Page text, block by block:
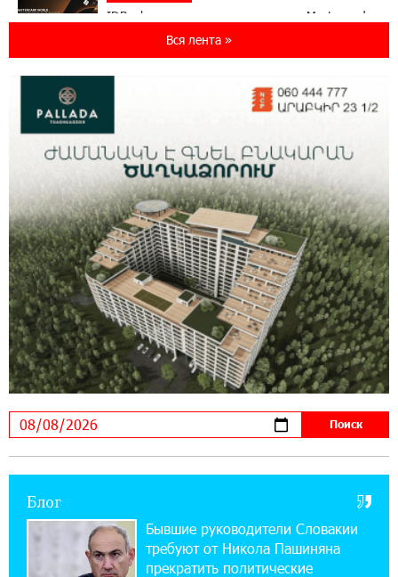
IDBank представляет новую карту Mastercard
World с преимуществами для путешествий и
мониторинг дикой природы в Гнишике с
помощью солнечной энергии
14:56:01 5-08-2026
Ucom и FPWC обеспечат круглосуточный
мониторинг дикой природы в Гнишике с
помощью солнечной энергии
22:41:05 3-08-2026
Idram и IDBank - рядом со стартапами на
Seaside Startup Summit
10:12:55 3-08-2026
В мобильном приложении Юнибанка теперь
можно зарегистрироваться также с помощью
«Бесплатные бонусы в играх»: IDBank
предупреждает о кибератаках на школьников
Вся лента »
Блог
Бывшие руководители Словакии
требуют от Никола Пашиняна
прекратить политические